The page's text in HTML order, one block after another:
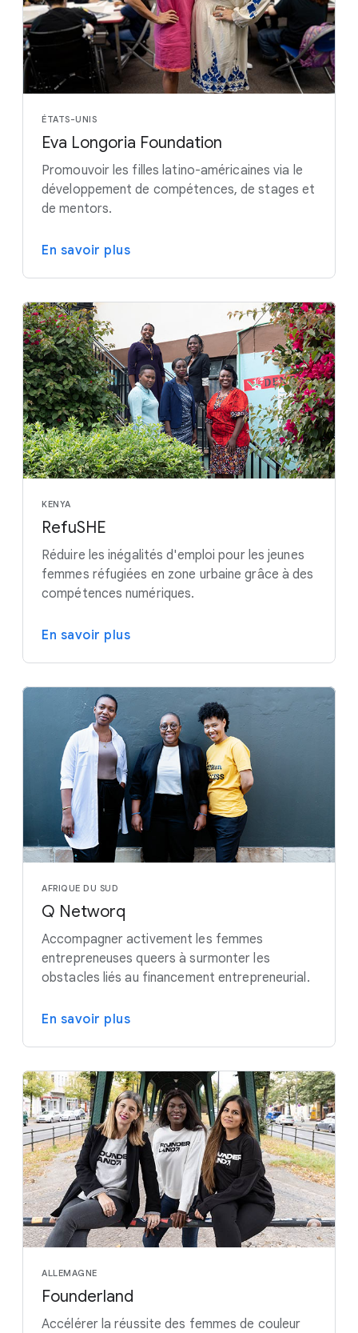
ÉTATS-UNIS
Eva Longoria Foundation
Promouvoir les filles latino-américaines via le
développement de compétences, de stages et
de mentors.
En savoir plus
KENYA
RefuSHE
Réduire les inégalités d'emploi pour les jeunes
femmes réfugiées en zone urbaine grâce à des
compétences numériques.
En savoir plus
AFRIQUE DU SUD
Q Networq
Accompagner activement les femmes
entrepreneuses queers à surmonter les
obstacles liés au financement entrepreneurial.
En savoir plus
ALLEMAGNE
Founderland
Accélérer la réussite des femmes de couleur